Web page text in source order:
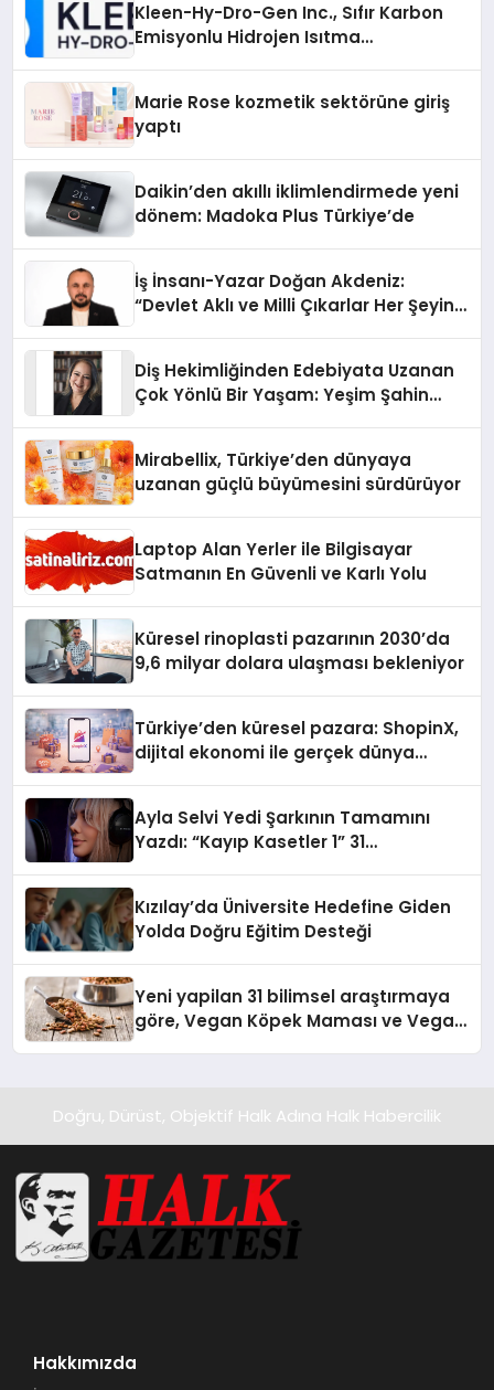
Kleen-Hy-Dro-Gen Inc., Sıfır Karbon
Emisyonlu Hidrojen Isıtma
Marie Rose kozmetik sektörüne giriş
yaptı
Daikin’den akıllı iklimlendirmede yeni
dönem: Madoka Plus Türkiye’de
İş İnsanı-Yazar Doğan Akdeniz:
“Devlet Aklı ve Milli Çıkarlar Her Şeyin
Diş Hekimliğinden Edebiyata Uzanan
Çok Yönlü Bir Yaşam: Yeşim Şahin
Mirabellix, Türkiye’den dünyaya
uzanan güçlü büyümesini sürdürüyor
Laptop Alan Yerler ile Bilgisayar
Satmanın En Güvenli ve Karlı Yolu
Küresel rinoplasti pazarının 2030’da
9,6 milyar dolara ulaşması bekleniyor
Türkiye’den küresel pazara: ShopinX,
dijital ekonomi ile gerçek dünya
Ayla Selvi Yedi Şarkının Tamamını
Yazdı: “Kayıp Kasetler 1” 31
Kızılay’da Üniversite Hedefine Giden
Yolda Doğru Eğitim Desteği
Yeni yapilan 31 bilimsel araştırmaya
göre, Vegan Köpek Maması ve Vegan
Doğru, Dürüst, Objektif Halk Adına Halk Habercilik
Hakkımızda